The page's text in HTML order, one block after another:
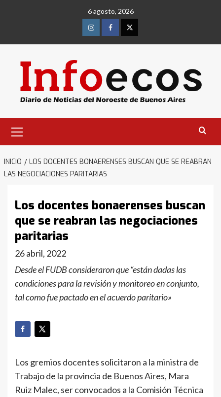
6 agosto, 2026
InstagramFacebookTwitter
primario
INICIO
LOS DOCENTES BONAERENSES BUSCAN QUE SE REABRAN
LAS NEGOCIACIONES PARITARIAS
Los docentes bonaerenses buscan
que se reabran las negociaciones
paritarias
26 abril, 2022
Desde el FUDB consideraron que “están dadas las
condiciones para la revisión y monitoreo en conjunto,
tal como fue pactado en el acuerdo paritario»
Los gremios docentes solicitaron a la ministra de
Trabajo de la provincia de Buenos Aires, Mara
Ruiz Malec, ser convocados a la Comisión Técnica